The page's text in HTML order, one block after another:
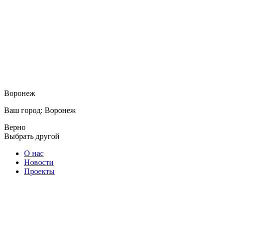
Воронеж
Ваш город: Воронеж
Верно
Выбрать другой
О нас
Новости
Проекты